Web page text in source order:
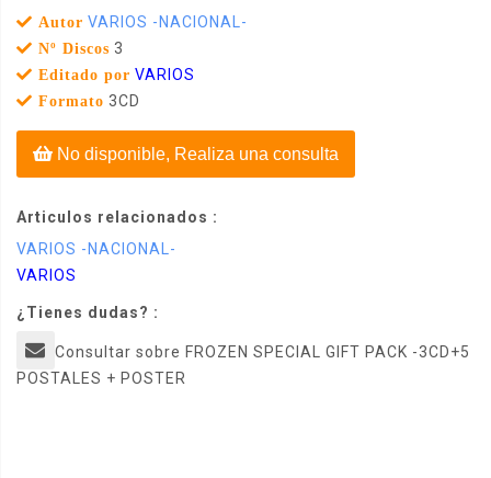
Autor VARIOS -NACIONAL-
Nº Discos 3
Editado por VARIOS
Formato 3CD
No disponible, Realiza una consulta
Articulos relacionados :
VARIOS -NACIONAL-
VARIOS
¿Tienes dudas? :
Consultar sobre FROZEN SPECIAL GIFT PACK -3CD+5
POSTALES + POSTER